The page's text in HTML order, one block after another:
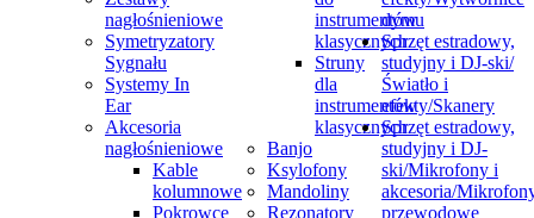
nagłośnieniowe
Symetryzatory
Sygnału
Systemy In
Ear
Akcesoria
nagłośnieniowe
Kable
kolumnowe
Pokrowce
instrumentów
klasycznych
Struny
dla
instrumentów
klasycznych
Banjo
Ksylofony
Mandoliny
Rezonatory
dymu
Sprzęt estradowy,
studyjny i DJ-ski/
Światło i
efekty/Skanery
Sprzęt estradowy,
studyjny i DJ-
ski/Mikrofony i
akcesoria/
przewodowe